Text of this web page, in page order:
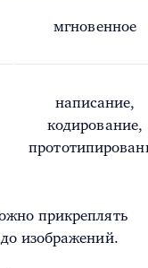
мгновенное
написание,
кодирование,
прикреплять
изображений.